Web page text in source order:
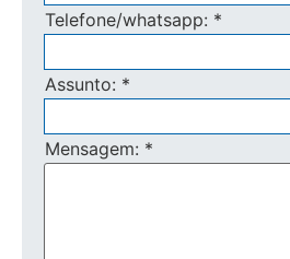
Telefone/whatsapp: *
Assunto: *
Mensagem: *